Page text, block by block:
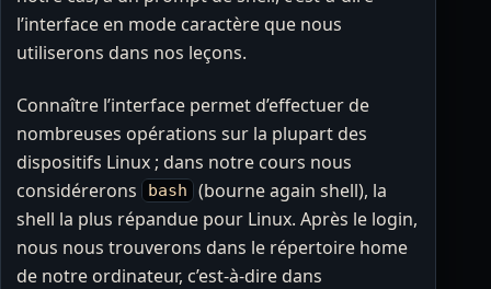
l’interface en mode caractère que nous
utiliserons dans nos leçons.
Connaître l’interface permet d’effectuer de
nombreuses opérations sur la plupart des
dispositifs Linux ; dans notre cours nous
considérerons
bash
(bourne again shell), la
shell la plus répandue pour Linux. Après le login,
nous nous trouverons dans le répertoire home
de notre ordinateur, c’est-à-dire dans